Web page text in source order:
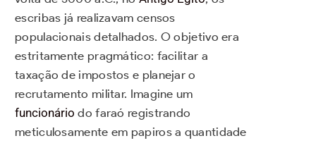
escribas já realizavam censos
populacionais detalhados. O objetivo era
estritamente pragmático: facilitar a
taxação de impostos e planejar o
recrutamento militar. Imagine um
funcionário do faraó registrando
meticulosamente em papiros a quantidade